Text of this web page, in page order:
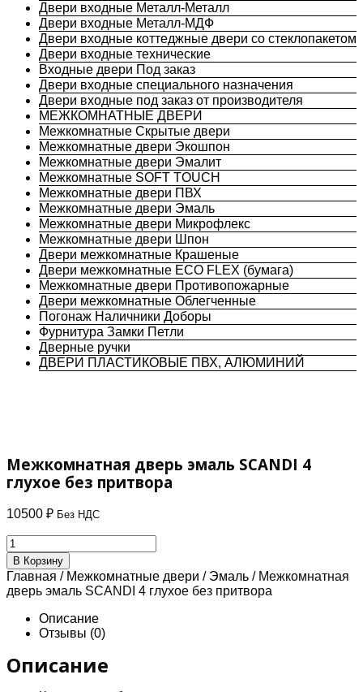
Двери входные Металл-Металл
Двери входные Металл-МДФ
Двери входные коттеджные двери со стеклопакетом
Двери входные технические
Входные двери Под заказ
Двери входные специального назначения
Двери входные под заказ от производителя
МЕЖКОМНАТНЫЕ ДВЕРИ
Межкомнатные Скрытые двери
Межкомнатные двери Экошпон
Межкомнатные двери Эмалит
Межкомнатные SOFT TOUCH
Межкомнатные двери ПВХ
Межкомнатные двери Эмаль
Межкомнатные двери Микрофлекс
Межкомнатные двери Шпон
Двери межкомнатные Крашеные
Двери межкомнатные ECO FLEX (бумага)
Межкомнатные двери Противопожарные
Двери межкомнатные Облегченные
Погонаж Наличники Доборы
Фурнитура Замки Петли
Дверные ручки
ДВЕРИ ПЛАСТИКОВЫЕ ПВХ, АЛЮМИНИЙ
Межкомнатная дверь эмаль SCANDI 4
глухое без притвора
10500 ₽ Без НДС
Количество
товара
Межкомнатная
дверь
эмаль
SCANDI
без
притвора
В Корзину
Главная / Межкомнатные двери / Эмаль / Межкомнатная
дверь эмаль SCANDI 4 глухое без притвора
Описание
Отзывы (0)
Описание